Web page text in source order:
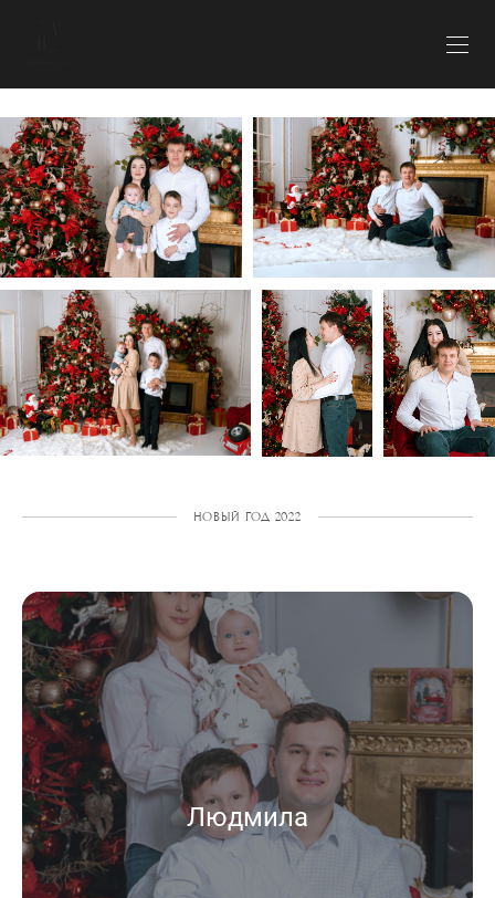
НОВЫЙ ГОД 2022
Людмила